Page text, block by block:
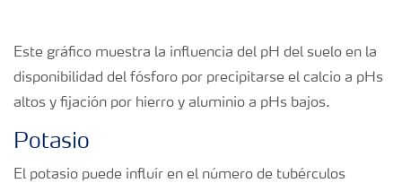
Este gráfico muestra la influencia del pH del suelo en la
disponibilidad del fósforo por precipitarse el calcio a pHs
altos y fijación por hierro y aluminio a pHs bajos.
Potasio
El potasio puede influír en el número de tubérculos